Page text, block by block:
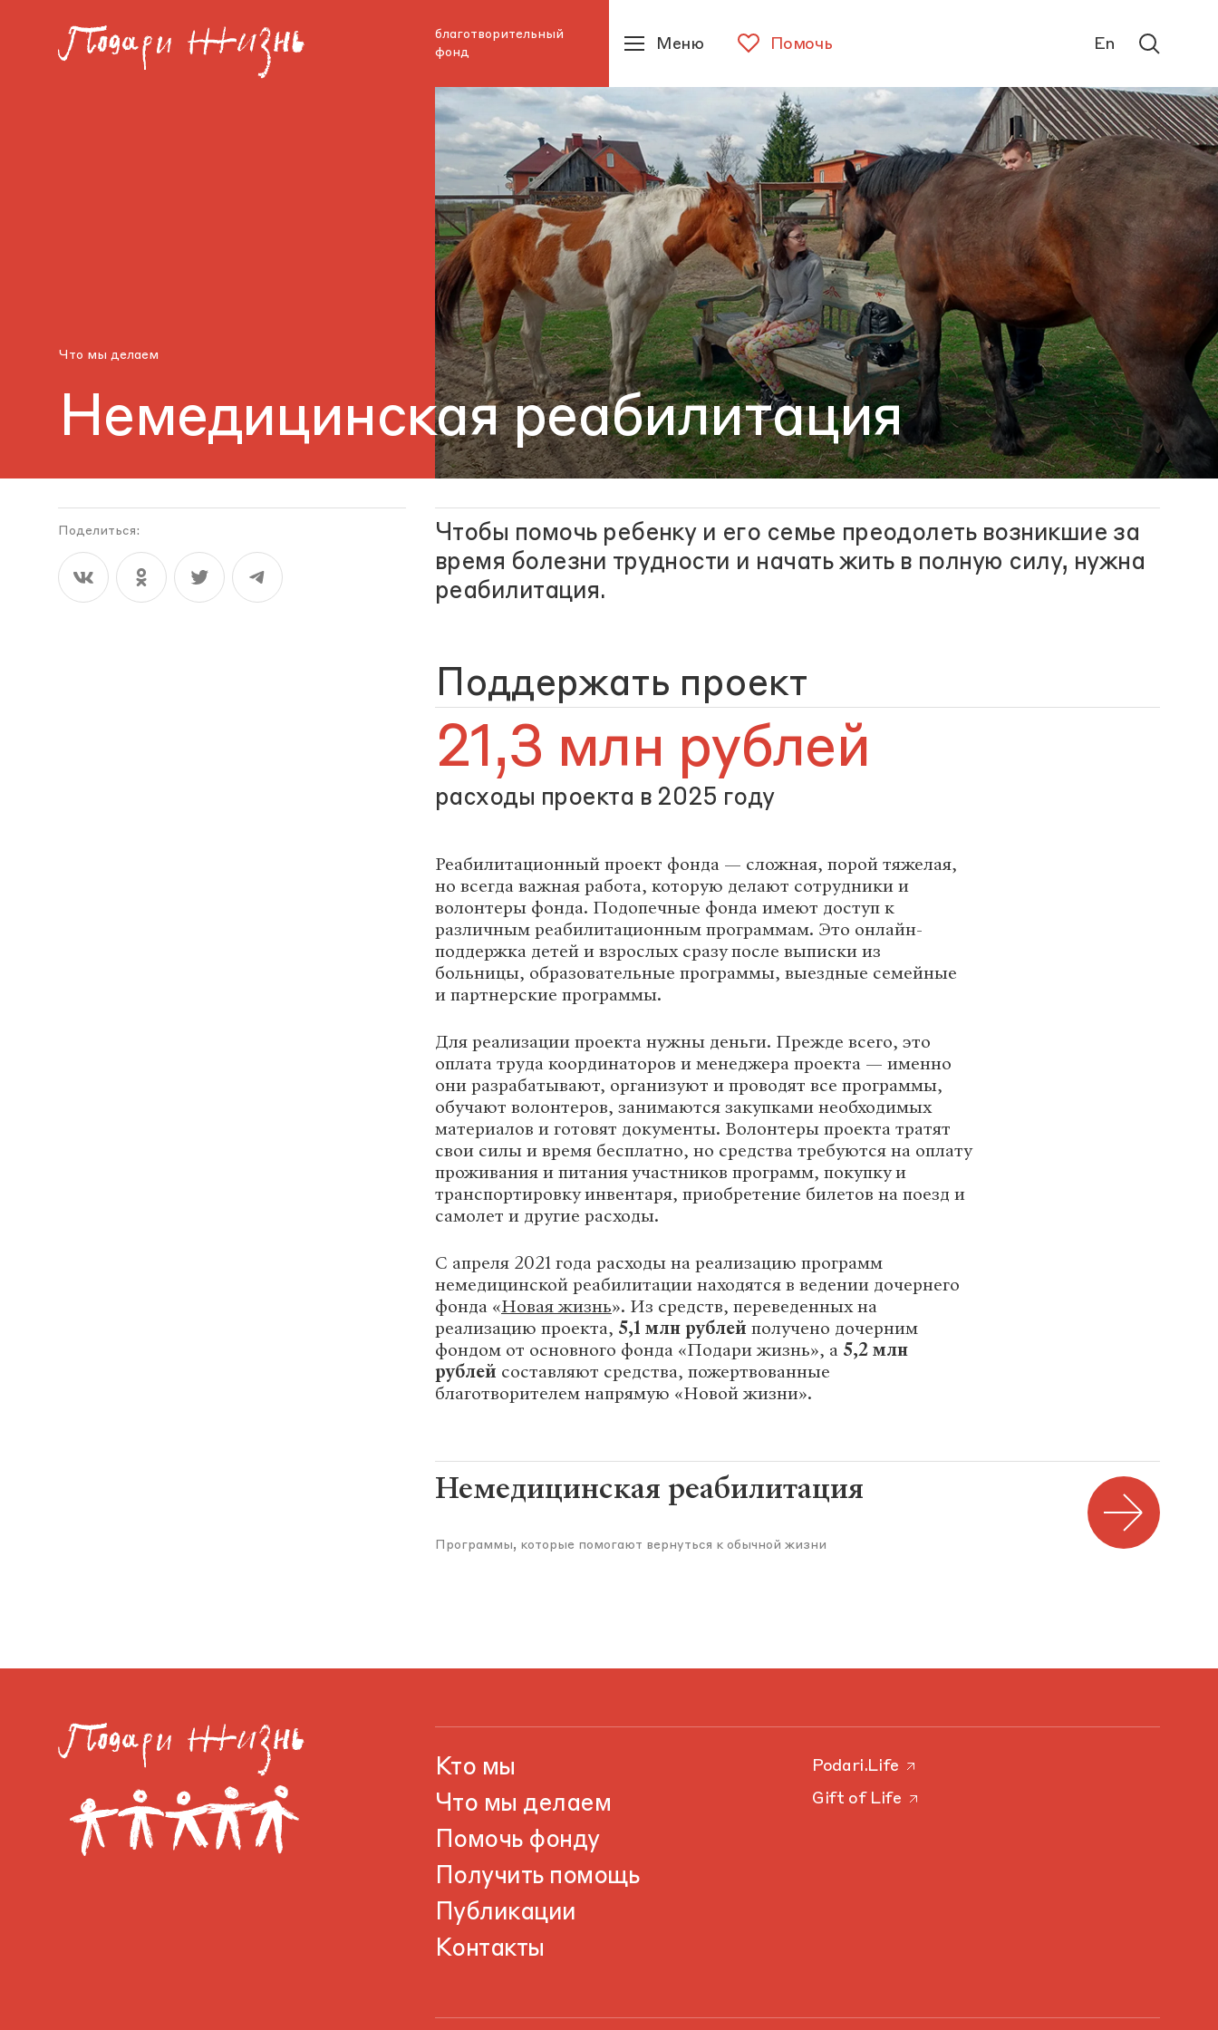
благотворительный
фонд
Помочь
Меню En
Что мы делаем
Немедицинская реабилитация
Поделиться:
Чтобы помочь ребенку и его семье преодолеть возникшие за
время болезни трудности и начать жить в полную силу, нужна
реабилитация.
Поддержать проект
21,3 млн рублей
расходы проекта в 2025 году
Реабилитационный проект фонда — сложная, порой тяжелая,
но всегда важная работа, которую делают сотрудники и
волонтеры фонда. Подопечные фонда имеют доступ к
различным реабилитационным программам. Это онлайн-
поддержка детей и взрослых сразу после выписки из
больницы, образовательные программы, выездные семейные
и партнерские программы.
Для реализации проекта нужны деньги. Прежде всего, это
оплата труда координаторов и менеджера проекта — именно
они разрабатывают, организуют и проводят все программы,
обучают волонтеров, занимаются закупками необходимых
материалов и готовят документы. Волонтеры проекта тратят
свои силы и время бесплатно, но средства требуются на оплату
проживания и питания участников программ, покупку и
транспортировку инвентаря, приобретение билетов на поезд и
самолет и другие расходы.
С апреля 2021 года расходы на реализацию программ
немедицинской реабилитации находятся в ведении дочернего
фонда «Новая жизнь». Из средств, переведенных на
реализацию проекта, 5,1 млн рублей получено дочерним
фондом от основного фонда «Подари жизнь», а 5,2 млн
рублей составляют средства, пожертвованные
благотворителем напрямую «Новой жизни».
Немедицинская реабилитация
Программы, которые помогают вернуться к обычной жизни
Кто мы
Что мы делаем
Помочь фонду
Получить помощь
Публикации
Контакты
Podari.Life
Gift of Life